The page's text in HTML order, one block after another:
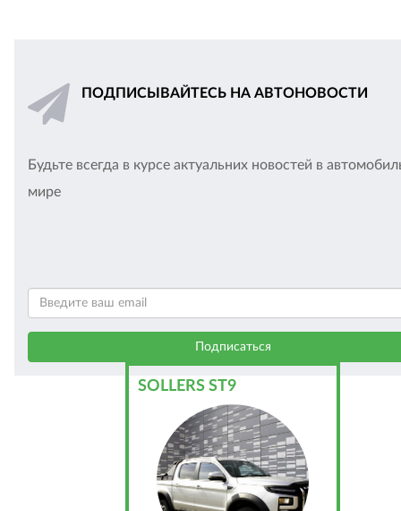
ПОДПИСЫВАЙТЕСЬ НА АВТОНОВОСТИ
Будьте всегда в курсе актуальних новостей в
мире
SOLLERS ST9